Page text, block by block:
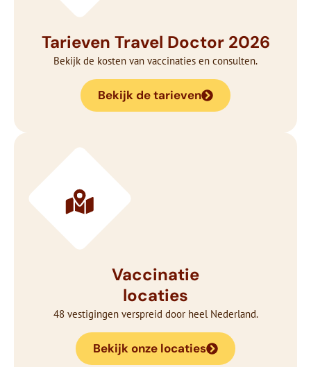
Tarieven Travel Doctor 2026
Bekijk de kosten van vaccinaties en consulten.
Bekijk de tarieven
Vaccinatie
locaties
48 vestigingen verspreid door heel Nederland.
Bekijk onze locaties